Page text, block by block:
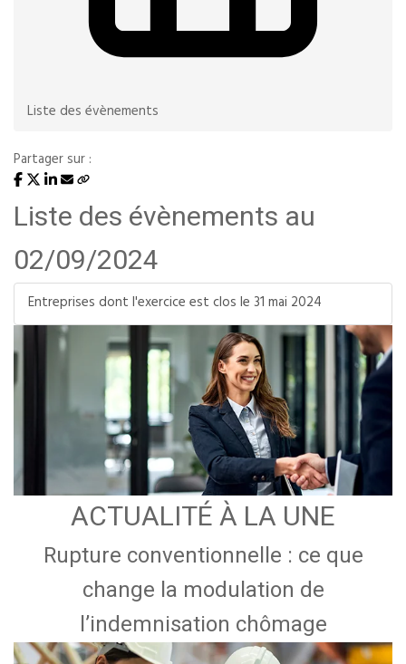
Liste des évènements
Partager sur :
Liste des évènements au
02/09/2024
Entreprises dont l'exercice est clos le 31 mai 2024
ACTUALITÉ À LA UNE
Rupture conventionnelle : ce que
change la modulation de
l’indemnisation chômage